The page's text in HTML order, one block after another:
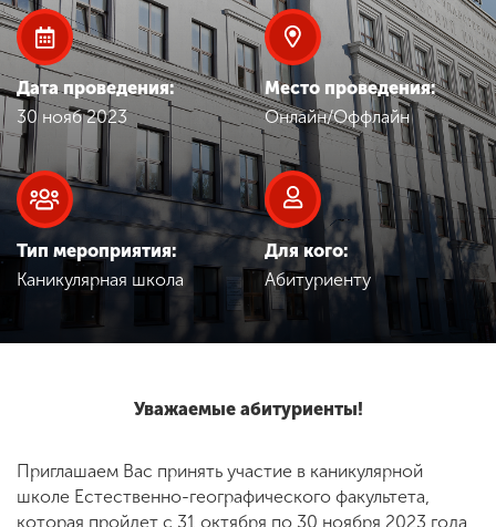
Абитуриенту
Обучение
Наука
Международная
деятельность
Другие виды
Дата проведения:
30 нояб 2023
Место проведения:
Онлайн/Оффлайн
Тип мероприятия:
Каникулярная школа
Для кого:
Абитуриенту
Уважаемые абитуриенты!
Приглашаем Вас принять участие в каникулярной
школе Естественно-географического факультета,
которая пройдет с 31 октября по 30 ноября 2023 года